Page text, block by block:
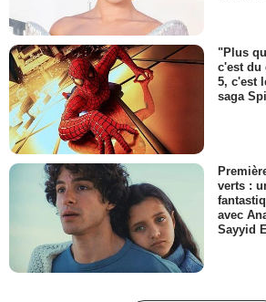
"Plus
c'est du
5, c'est
saga
verts :
avec
Sayyid